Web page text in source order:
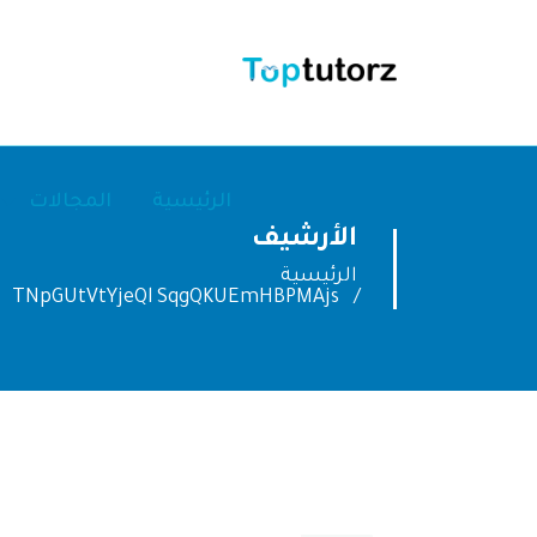
الرئيسية المجالات
الأرشيف
الرئيسية
TNpGUtVtYjeQl SqgQKUEmHBPMAjs